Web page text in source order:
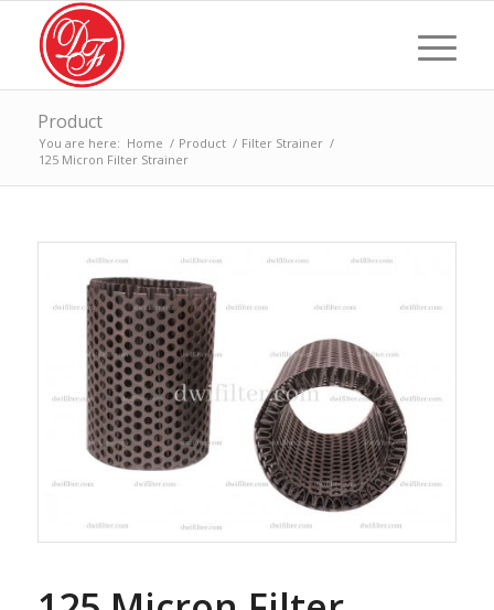
Product
You are here: Home / Product / Filter Strainer /
125 Micron Filter Strainer